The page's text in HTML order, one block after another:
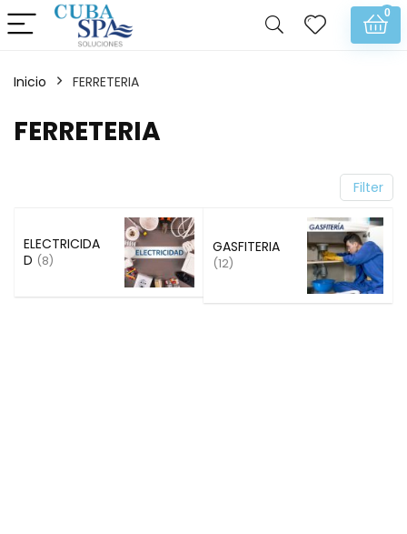
0
Inicio FERRETERIA
FERRETERIA
Filter
ELECTRICIDA
D (8)
GASFITERIA
(12)